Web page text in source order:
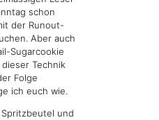
schon
der Runout-
Aber auch
Sugarcookie
Technik
Folge
ich euch wie.
und